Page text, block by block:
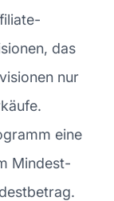
das
nur
eine
Mindest-